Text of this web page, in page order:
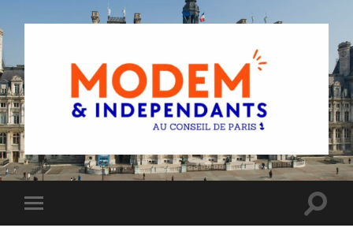
Groupe
MoDem
et
de
Toggle
mobile
Toggle